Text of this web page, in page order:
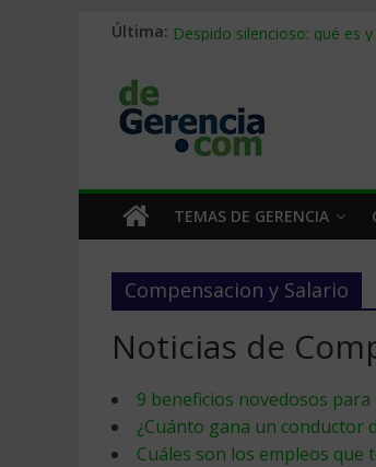
Última: Stablecoins para empresas:
Trabajo forzoso en la
Mercado hispano de EE.
TEMAS DE GERENCIA
Compensacion y Salario
Noticias de
9 beneficios novedosos
¿Cuánto gana un conductor
Cuáles son los empleos que